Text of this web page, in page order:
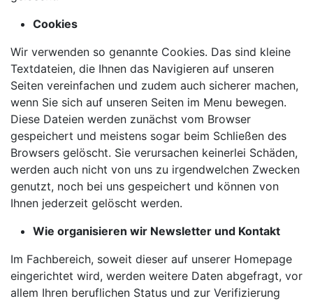
Cookies
Wir verwenden so genannte Cookies. Das sind kleine
Textdateien, die Ihnen das Navigieren auf unseren
Seiten vereinfachen und zudem auch sicherer machen,
wenn Sie sich auf unseren Seiten im Menu bewegen.
Diese Dateien werden zunächst vom Browser
gespeichert und meistens sogar beim Schließen des
Browsers gelöscht. Sie verursachen keinerlei Schäden,
werden auch nicht von uns zu irgendwelchen Zwecken
genutzt, noch bei uns gespeichert und können von
Ihnen jederzeit gelöscht werden.
Wie organisieren wir Newsletter und Kontakt
Im Fachbereich, soweit dieser auf unserer Homepage
eingerichtet wird, werden weitere Daten abgefragt, vor
allem Ihren beruflichen Status und zur Verifizierung